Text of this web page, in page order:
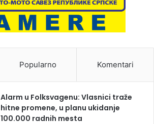
Popularno Komentari
Alarm u Folksvagenu: Vlasnici traže
hitne promene, u planu ukidanje
100.000 radnih mesta